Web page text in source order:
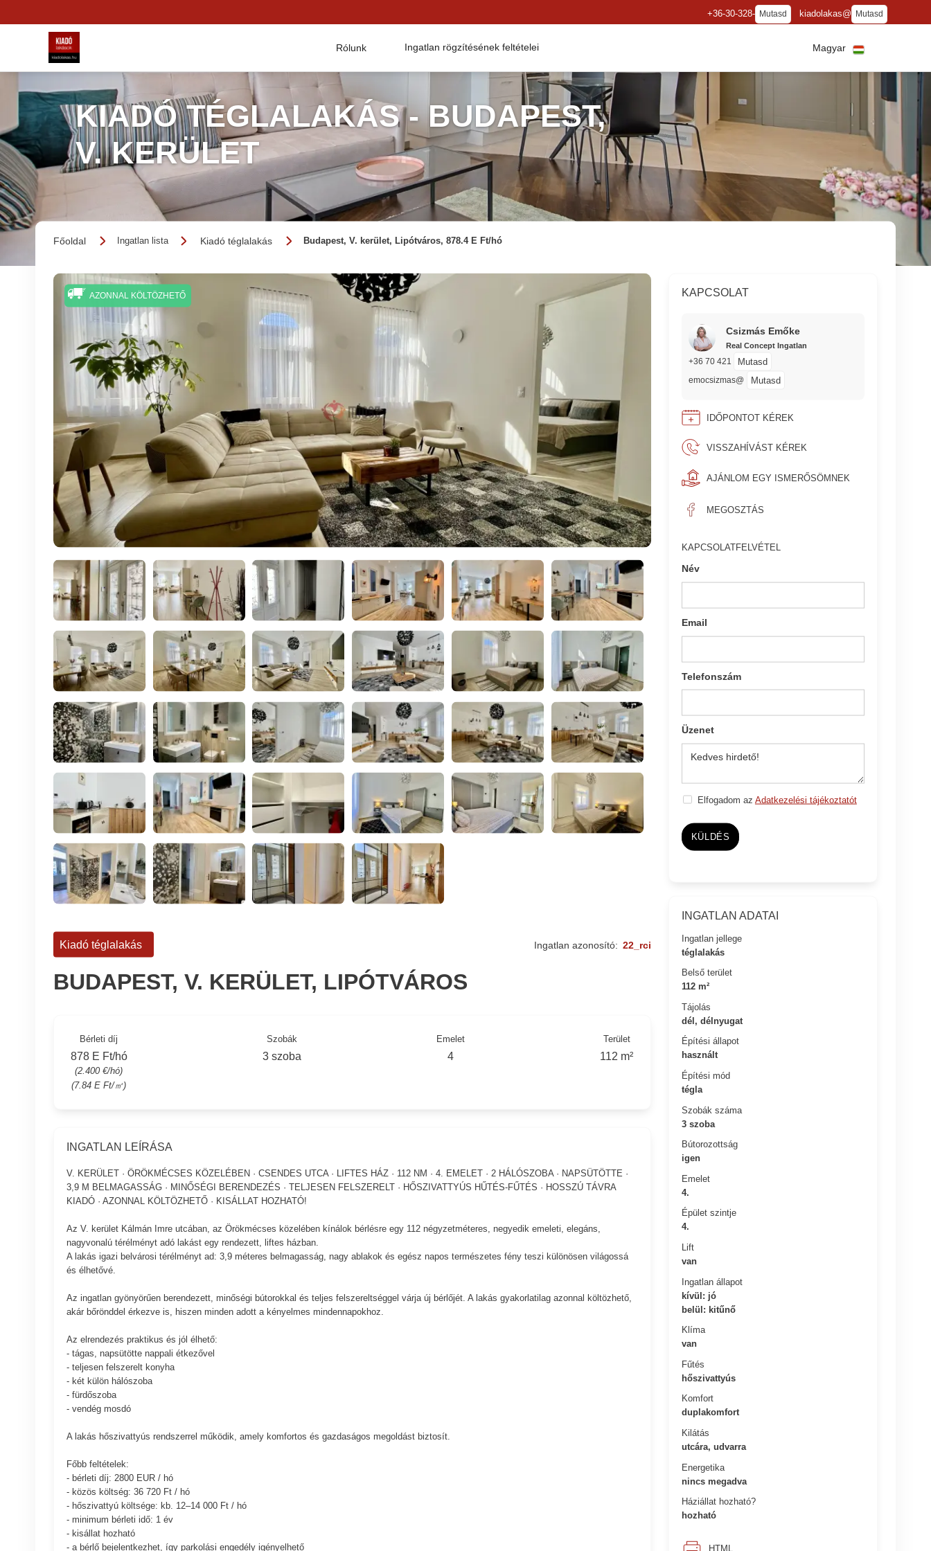
+36-30-328- Mutasd kiadolakas@ Mutasd
Rólunk Ingatlan rögzítésének feltételei Magyar
KIADÓ TÉGLALAKÁS - BUDAPEST,
V. KERÜLET
Főoldal Ingatlan lista Kiadó téglalakás Budapest, V. kerület, Lipótváros, 878.4 E Ft/hó
AZONNAL KÖLTÖZHETŐ KAPCSOLAT
Csizmás Emőke
Real Concept Ingatlan
+36 70 421 Mutasd
emocsizmas@ Mutasd
IDŐPONTOT KÉREK
VISSZAHÍVÁST KÉREK
AJÁNLOM EGY ISMERŐSÖMNEK
MEGOSZTÁS
KAPCSOLATFELVÉTEL
Név
Email
Telefonszám
Üzenet
Elfogadom az Adatkezelési tájékoztatót
KÜLDÉS
INGATLAN ADATAI
Ingatlan jellege
téglalakás
Belső terület
112 m²
Tájolás
dél, délnyugat
Építési állapot
használt
Építési mód
tégla
Szobák száma
3 szoba
Bútorozottság
igen
Emelet
4.
Épület szintje
4.
Lift
van
Ingatlan állapot
kívül: jó
belül: kitűnő
Klíma
van
Fűtés
hőszivattyús
Komfort
duplakomfort
Kilátás
utcára, udvarra
Energetika
nincs megadva
Háziállat hozható?
hozható
HTML
Kiadó téglalakás Ingatlan azonosító: 22_rci
BUDAPEST, V. KERÜLET, LIPÓTVÁROS
Bérleti díj
878 E Ft/hó
(2.400 €/hó)
(7.84 E Ft/㎡)
Szobák
3 szoba
Emelet
4
Terület
112 m²
INGATLAN LEÍRÁSA
V. KERÜLET · ÖRÖKMÉCSES KÖZELÉBEN · CSENDES UTCA · LIFTES HÁZ · 112 NM · 4. EMELET · 2 HÁLÓSZOBA · NAPSÜTÖTTE ·
3,9 M BELMAGASSÁG · MINŐSÉGI BERENDEZÉS · TELJESEN FELSZERELT · HŐSZIVATTYÚS HŰTÉS-FŰTÉS · HOSSZÚ TÁVRA
KIADÓ · AZONNAL KÖLTÖZHETŐ · KISÁLLAT HOZHATÓ!
Az V. kerület Kálmán Imre utcában, az Örökmécses közelében kínálok bérlésre egy 112 négyzetméteres, negyedik emeleti, elegáns,
nagyvonalú térélményt adó lakást egy rendezett, liftes házban.
A lakás igazi belvárosi térélményt ad: 3,9 méteres belmagasság, nagy ablakok és egész napos természetes fény teszi különösen világossá
és élhetővé.
Az ingatlan gyönyörűen berendezett, minőségi bútorokkal és teljes felszereltséggel várja új bérlőjét. A lakás gyakorlatilag azonnal költözhető,
akár bőrönddel érkezve is, hiszen minden adott a kényelmes mindennapokhoz.
Az elrendezés praktikus és jól élhető:
- tágas, napsütötte nappali étkezővel
- teljesen felszerelt konyha
- két külön hálószoba
- fürdőszoba
- vendég mosdó
A lakás hőszivattyús rendszerrel működik, amely komfortos és gazdaságos megoldást biztosít.
Főbb feltételek:
- bérleti díj: 2800 EUR / hó
- közös költség: 36 720 Ft / hó
- hőszivattyú költsége: kb. 12–14 000 Ft / hó
- minimum bérleti idő: 1 év
- kisállat hozható
- a bérlő bejelentkezhet, így parkolási engedély igényelhető